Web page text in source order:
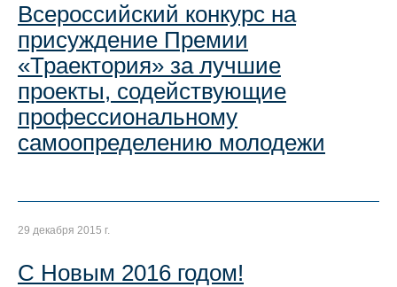
Всероссийский конкурс на
присуждение Премии
«Траектория» за лучшие
проекты, содействующие
профессиональному
самоопределению молодежи
29 декабря 2015 г.
С Новым 2016 годом!